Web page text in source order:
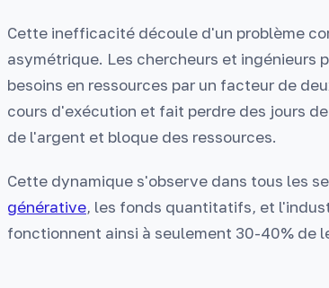
Cette inefficacité découle d'un problème
asymétrique. Les chercheurs et
besoins en ressources par un facteur de
cours d'exécution et fait perdre des jours
de l'argent et bloque des ressources.
Cette dynamique s'observe dans tous les
générative, les fonds quantitatifs, et
fonctionnent ainsi à seulement 30-40% de